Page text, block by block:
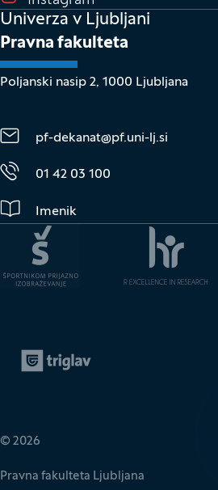
Univerza v Ljubljani
Pravna fakulteta
Poljanski nasip 2, 1000 Ljubljana
pf-dekanat@pf.uni-lj.si
01 42 03 100
Imenik
© 2026
Pravna fakulteta Ljubljana